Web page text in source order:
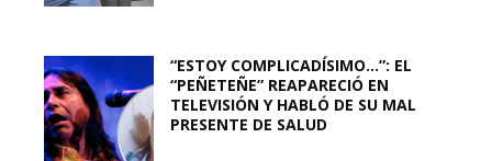
“ESTOY COMPLICADÍSIMO…”: EL
“PEÑETEÑE” REAPARECIÓ EN
TELEVISIÓN Y HABLÓ DE SU MAL
PRESENTE DE SALUD